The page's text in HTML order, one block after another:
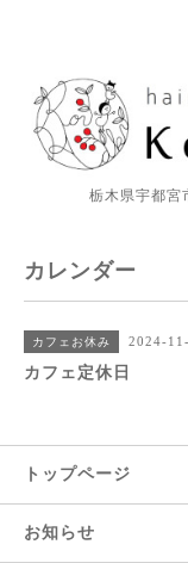
栃木県宇都宮
カレンダー
カフェお休み 2024-
カフェ定休日
トップページ
お知らせ